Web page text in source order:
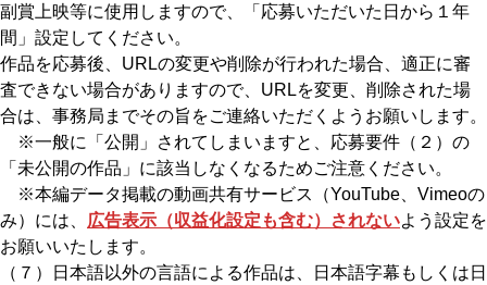
副賞上映等に使用しますので、「応募いただいた日から１年
間」設定してください。
作品を応募後、URLの変更や削除が行われた場合、適正に審
査できない場合がありますので、URLを変更、削除された場
合は、事務局までその旨をご連絡いただくようお願いします。
※一般に「公開」されてしまいますと、応募要件（２）の
「未公開の作品」に該当しなくなるためご注意ください。
※本編データ掲載の動画共有サービス（YouTube、Vimeoの
み）には、 広告表示（収益化設定も含む）されないよう設定を
お願いいたします。
（７）日本語以外の言語による作品は、日本語字幕もしくは日